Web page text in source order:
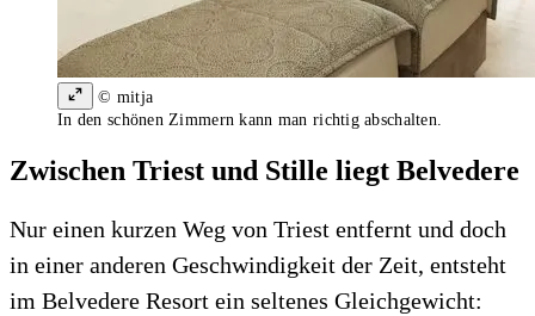
© mitja
In den schönen Zimmern kann man richtig abschalten.
Zwischen Triest und Stille liegt Belvedere
Nur einen kurzen Weg von Triest entfernt und doch
in einer anderen Geschwindigkeit der Zeit, entsteht
im Belvedere Resort ein seltenes Gleichgewicht: